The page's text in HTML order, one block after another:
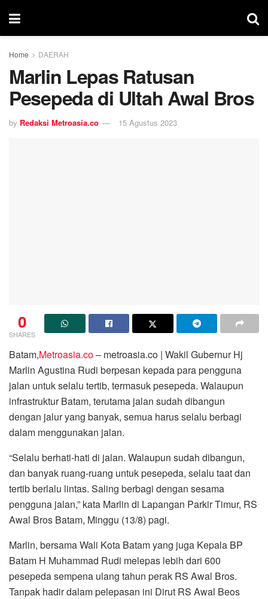
Home DAERAH
Marlin Lepas Ratusan
Pesepeda di Ultah Awal Bros
by Redaksi Metroasia.co 15 Agustus 2023
0
SHARES
Batam,Metroasia.co– metroasia.co | Wakil Gubernur Hj
Marlin Agustina Rudi berpesan kepada para pengguna
jalan untuk selalu tertib, termasuk pesepeda. Walaupun
infrastruktur Batam, terutama jalan sudah dibangun
dengan jalur yang banyak, semua harus selalu berbagi
dalam menggunakan jalan.
“Selalu berhati-hati di jalan. Walaupun sudah dibangun,
dan banyak ruang-ruang untuk pesepeda, selalu taat dan
tertib berlalu lintas. Saling berbagi dengan sesama
pengguna jalan,” kata Marlin di Lapangan Parkir Timur, RS
Awal Bros Batam, Minggu (13/8) pagi.
Marlin, bersama Wali Kota Batam yang juga Kepala BP
Batam H Muhammad Rudi melepas lebih dari 600
pesepeda sempena ulang tahun perak RS Awal Bros.
Tanpak hadir dalam pelepasan ini Dirut RS Awal Beos